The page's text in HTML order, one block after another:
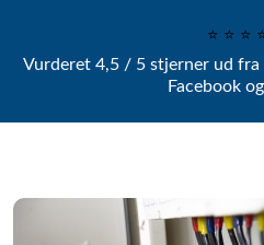
⭐ ⭐ ⭐
Vurderet 4,5 / 5 stjerner ud fra
Facebook